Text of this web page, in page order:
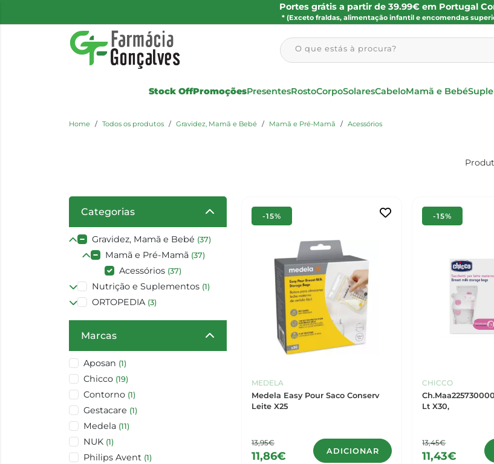
Portes grátis a partir de 39.99€ em Portugal
* (Exceto fraldas, alimentação infantil e encomendas
O que estás à procura?
Stock OffPromoçõesPresentesRostoCorpoSolaresCabeloMamã e Bebé
Home Todos os produtos Gravidez, Mamã e Bebé Mamã e Pré-Mamã Acessórios
Categorias
Gravidez, Mamã e Bebé (37)
Mamã e Pré-Mamã (37)
Acessórios (37)
Nutrição e Suplementos (1)
ORTOPEDIA (3)
Marcas
Aposan (1)
Chicco (19)
Contorno (1)
Gestacare (1)
Medela (11)
NUK (1)
Philips Avent (1)
-15%
MEDELA
Medela Easy Pour Saco Conserv
Leite X25
13,95€
11,86€ ADICIONAR
-15%
CHICCO
Lt X30,
13,45€
11,43€